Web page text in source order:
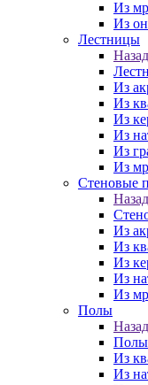
Из
Из
Лестницы
Назад
Из
Из
Из
Из
Из
Из
Стеновые
Назад
Из
Из
Из
Из
Из
Полы
Назад
Полы
Из
Из